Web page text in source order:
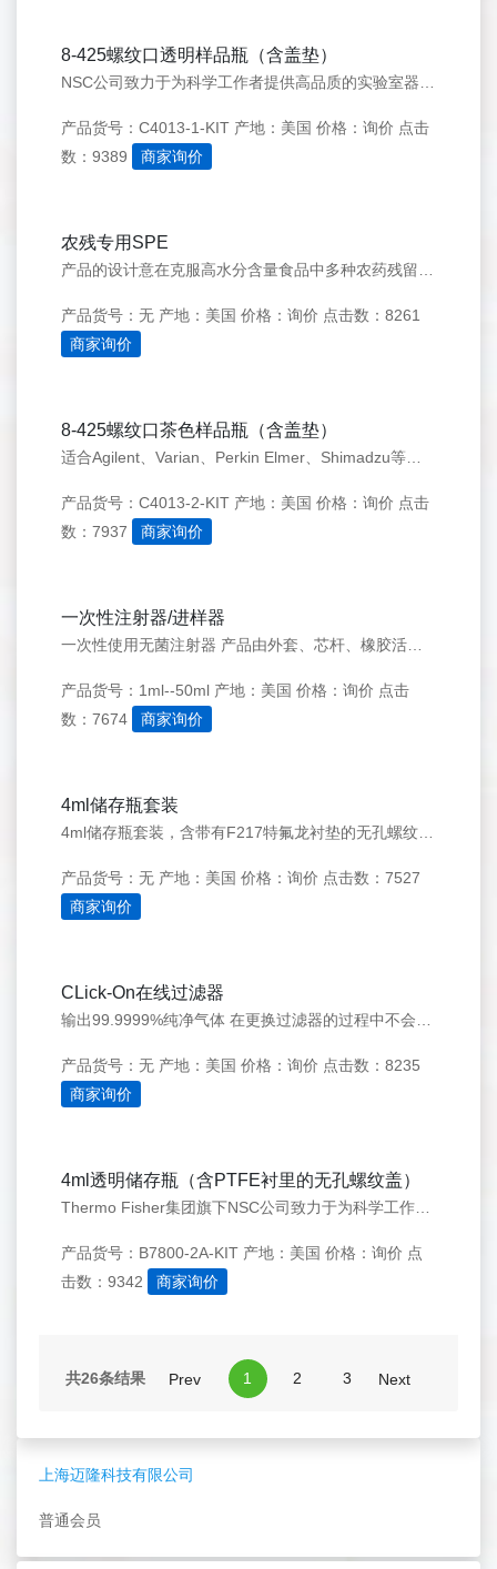
上海迈隆科技有限公司
普通会员
8-425螺纹口透明样品瓶（含盖垫）
产品货号：C4013-1-KIT 产地：美国 价格：询价 点击
数：9389
商家询价
农残专用SPE
产品货号：无 产地：美国 价格：询价 点击数：8261
商家询价
8-425螺纹口茶色样品瓶（含盖垫）
产品货号：C4013-2-KIT 产地：美国 价格：询价 点击
数：7937
商家询价
一次性注射器/进样器
产品货号：1ml--50ml 产地：美国 价格：询价 点击
数：7674
商家询价
4ml储存瓶套装
产品货号：无 产地：美国 价格：询价 点击数：7527
商家询价
CLick-On在线过滤器
产品货号：无 产地：美国 价格：询价 点击数：8235
商家询价
4ml透明储存瓶（含PTFE衬里的无孔螺纹盖）
产品货号：B7800-2A-KIT 产地：美国 价格：询价 点
击数：9342
商家询价
共26条结果 Prev 1 2 3 Next